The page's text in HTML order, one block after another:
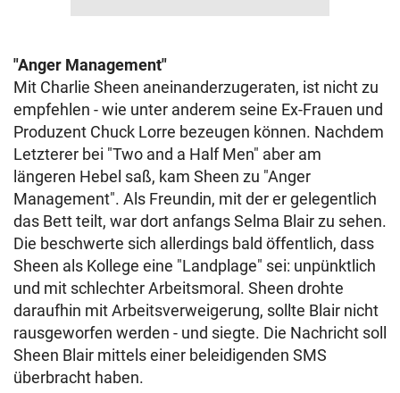
"Anger Management"
Mit Charlie Sheen aneinanderzugeraten, ist nicht zu
empfehlen - wie unter anderem seine Ex-Frauen und
Produzent Chuck Lorre bezeugen können. Nachdem
Letzterer bei "Two and a Half Men" aber am
längeren Hebel saß, kam Sheen zu "Anger
Management". Als Freundin, mit der er gelegentlich
das Bett teilt, war dort anfangs Selma Blair zu sehen.
Die beschwerte sich allerdings bald öffentlich, dass
Sheen als Kollege eine "Landplage" sei: unpünktlich
und mit schlechter Arbeitsmoral. Sheen drohte
daraufhin mit Arbeitsverweigerung, sollte Blair nicht
rausgeworfen werden - und siegte. Die Nachricht soll
Sheen Blair mittels einer beleidigenden SMS
überbracht haben.